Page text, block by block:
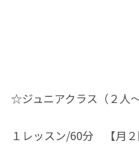
☆ジュニアクラス（２人
１レッスン/60分 【月２